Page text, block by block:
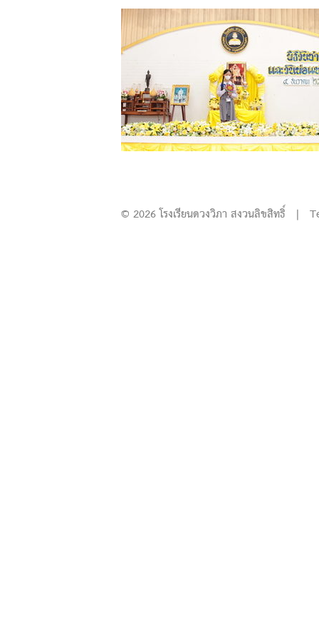
© 2026 โรงเรียนดวงวิภา สงวนลิขสิทธิ์ |